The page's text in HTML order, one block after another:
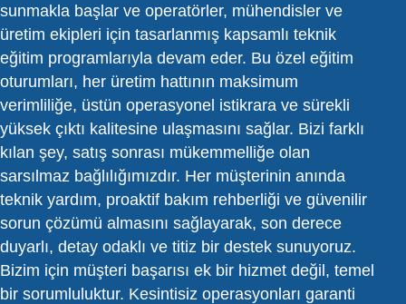
sunmakla başlar ve operatörler, mühendisler ve
üretim ekipleri için tasarlanmış kapsamlı teknik
eğitim programlarıyla devam eder. Bu özel eğitim
oturumları, her üretim hattının maksimum
verimliliğe, üstün operasyonel istikrara ve sürekli
yüksek çıktı kalitesine ulaşmasını sağlar. Bizi farklı
kılan şey, satış sonrası mükemmelliğe olan
sarsılmaz bağlılığımızdır. Her müşterinin anında
teknik yardım, proaktif bakım rehberliği ve güvenilir
sorun çözümü almasını sağlayarak, son derece
duyarlı, detay odaklı ve titiz bir destek sunuyoruz.
Bizim için müşteri başarısı ek bir hizmet değil, temel
bir sorumluluktur. Kesintisiz operasyonları garanti